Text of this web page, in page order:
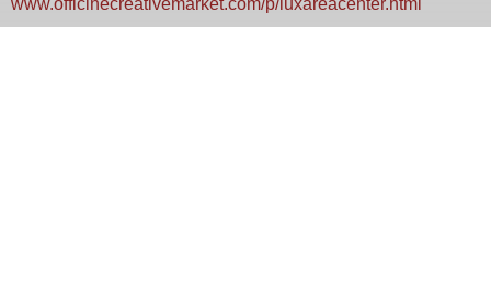
www.officinecreativemarket.com/p/luxareacenter.html